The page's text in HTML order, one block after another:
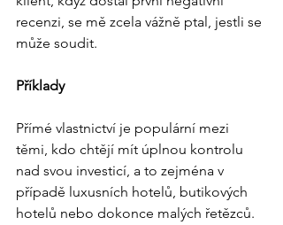
recenzi, se mě zcela vážně ptal, jestli se
může soudit.
Příklady
Přímé vlastnictví je populární mezi
těmi, kdo chtějí mít úplnou kontrolu
nad svou investicí, a to zejména v
případě luxusních hotelů, butikových
hotelů nebo dokonce malých řetězců.